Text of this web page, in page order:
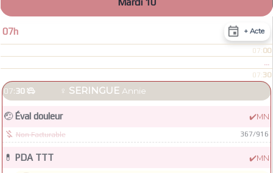
07h  + Acte
07:00
07:30
07:30  ♀ SERINGUE Annie
🤕 Éval douleur ✔️MN
 Non Facturable 367/916
💊 PDA TTT ✔️MN